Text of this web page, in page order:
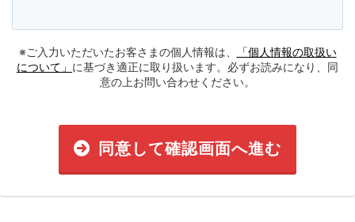
※ご入力いただいたお客さまの個人情報は、
「個人情報の取扱い
について」 に基づき適正に取り扱います。必ずお読みになり、同
意の上お問い合わせください。
同意して確認画面へ進む